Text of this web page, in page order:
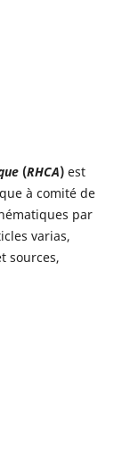
(RHCA) est
à comité de
par
varias,
sources,